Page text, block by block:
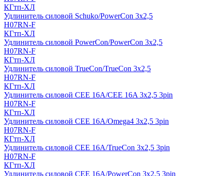
КГтп-ХЛ
Удлинитель силовой Schuko/PowerCon 3х2,5
H07RN-F
КГтп-ХЛ
Удлинитель силовой PowerCon/PowerCon 3х2,5
H07RN-F
КГтп-ХЛ
Удлинитель силовой TrueCon/TrueCon 3х2,5
H07RN-F
КГтп-ХЛ
Удлинитель силовой CEE 16A/CEE 16A 3х2,5 3pin
H07RN-F
КГтп-ХЛ
Удлинитель силовой CEE 16A/Omega4 3х2,5 3pin
H07RN-F
КГтп-ХЛ
Удлинитель силовой CEE 16A/TrueCon 3х2,5 3pin
H07RN-F
КГтп-ХЛ
Удлинитель силовой CEE 16A/PowerCon 3х2,5 3pin